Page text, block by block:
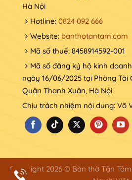
Hà Nội
Hotline: 0824 092 666
Website: banthotantam.com
Mã số thuế: 8458914592-001
Mã số đăng ký hộ kinh
ngày 16/06/2025 tại Phòng Tài
Quận Thanh Xuân, Hà Nội
Chịu trách nhiệm nội dung: Võ
Copyright 2026 © Bàn thờ Tận